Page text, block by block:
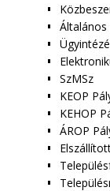
SzMSz
KEOP
KEHOP
ÁROP